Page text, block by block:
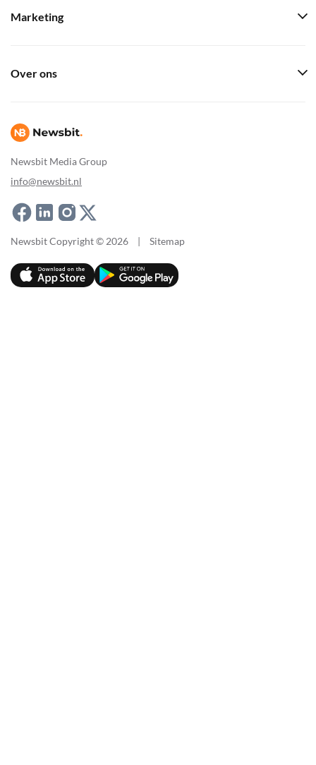
Newsbit Media Group
info@newsbit.nl
Marketing
Over ons
Newsbit Copyright © 2026 | Sitemap